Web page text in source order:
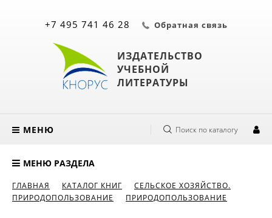
ИЗДАТЕЛЬСТВО
УЧЕБНОЙ
ЛИТЕРАТУРЫ
+7 495 741 46 28 Обратная связь
МЕНЮ Поиск по каталогу
МЕНЮ РАЗДЕЛА
ГЛАВНАЯ КАТАЛОГ КНИГ
СЕЛЬСКОЕ ХОЗЯЙСТВО.
ПРИРОДОПОЛЬЗОВАНИЕ
ПРИРОДОПОЛЬЗОВАНИЕ